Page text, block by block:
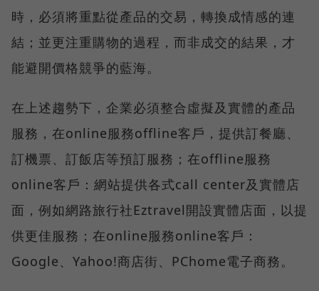
時，必須將重點從產品的交易，轉換成情感的連
結；並更注重購物的過程，而非成交的結果，才
能避開價格競爭的藍海。
在上述趨勢下，企業必須整合虛擬及實體的產品
服務，在online服務offline客戶，提供訂餐廳、
訂機票、訂飯店等預訂服務；在offline服務
online客戶：網站提供各式call center及實體店
面，例如網路旅行社Eztravel開設實體店面，以提
供更佳服務；在online服務online客戶：
Google、Yahoo!商店街、PChome電子商務。